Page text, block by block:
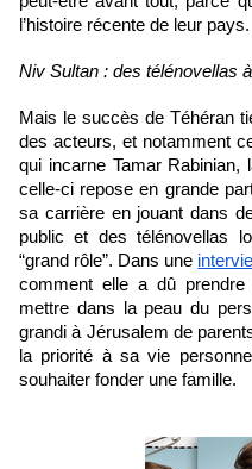
l’histoire récente de leur pays.
Niv Sultan : des télénovellas
Mais le succès de Téhéran
des acteurs, et notamment
qui incarne Tamar
celle-ci repose en grande
sa carrière en jouant dans
public et des télénovellas
“grand rôle”. Dans une
comment elle a dû
mettre dans la peau du
grandi à Jérusalem de
la priorité à sa vie
souhaiter fonder une famille.